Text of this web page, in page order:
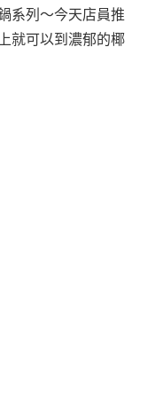
系列～今天店員推
就可以到濃郁的椰